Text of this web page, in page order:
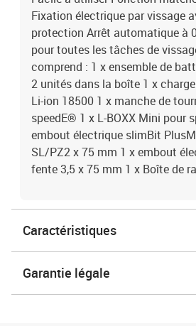
Fixation électrique par vissage
protection Arrêt automatique à
pour toutes les tâches de
comprend : 1 x ensemble de
2 unités dans la boîte 1 x
Li-ion 18500 1 x manche de
speedE® 1 x L-BOXX Mini pour
embout électrique slimBit
SL/PZ2 x 75 mm 1 x embout
fente 3,5 x 75 mm 1 x Boîte de
Caractéristiques
Garantie légale